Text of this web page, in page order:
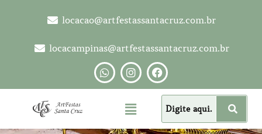
locacao@artfestassantacruz.com.br
locacampinas@artfestassantacruz.com.br